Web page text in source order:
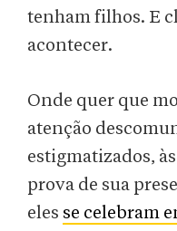
tenham filhos. E
acontecer.
Onde quer que
atenção
estigmatizados,
prova de sua
eles se celebram